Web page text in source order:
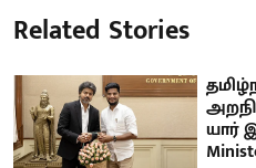
Related Stories
யார்